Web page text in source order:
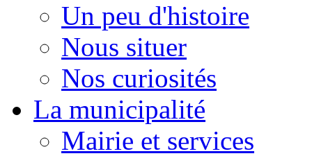
Un peu d'histoire
Nous situer
Nos curiosités
La municipalité
Mairie et services